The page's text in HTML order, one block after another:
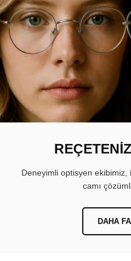
Deneyimli optisyen ekibimiz,
camı
DAHA